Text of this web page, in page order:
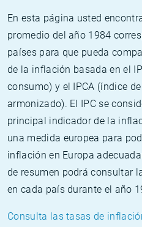
En esta página usted
promedio del año 1984
países para que pueda
de la inflación basada en el
consumo) y el IPCA (índice
armonizado). El IPC se
principal indicador de la
una medida europea para
inflación en Europa
de resumen podrá consultar
en cada país durante el año
Consulta las tasas de